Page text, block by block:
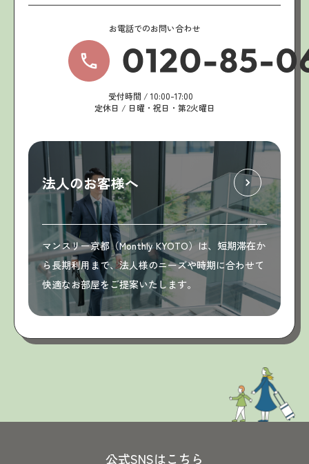
お電話でのお問い合わせ
受付時間 / 10:00-17:00
定休日 / 日曜・祝日・第2火曜日
法人のお客様へ
マンスリー京都（Monthly KYOTO）は、短期滞在か
ら長期利用まで、法人様のニーズや時期に合わせて
快適なお部屋をご提案いたします。
公式SNSはこちら